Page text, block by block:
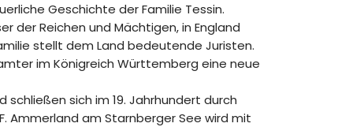
Geschichte der Familie Tessin.
der Reichen und Mächtigen, in England
stellt dem Land bedeutende Juristen.
im Königreich Württemberg eine neue
sich im 19. Jahrhundert durch
Ammerland am Starnberger See wird mit